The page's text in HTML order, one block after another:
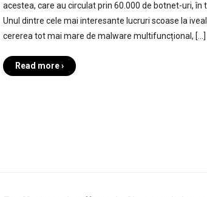
acestea, care au circulat prin 60.000 de botnet-uri, în
Unul dintre cele mai interesante lucruri scoase la
cererea tot mai mare de malware multifuncțional, […]
Read more ›